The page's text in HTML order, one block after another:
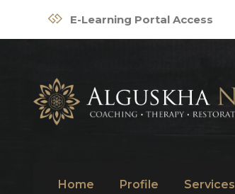
E-Learning Portal Access
Home Profile Services